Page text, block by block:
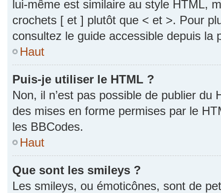
lui-même est similaire au style HTML,
crochets [ et ] plutôt que < et >. Pour
consultez le guide accessible depuis la
Haut
Puis-je utiliser le HTML ?
Non, il n’est pas possible de publier
des mises en forme permises par le
les BBCodes.
Haut
Que sont les smileys ?
Les smileys, ou émoticônes, sont de